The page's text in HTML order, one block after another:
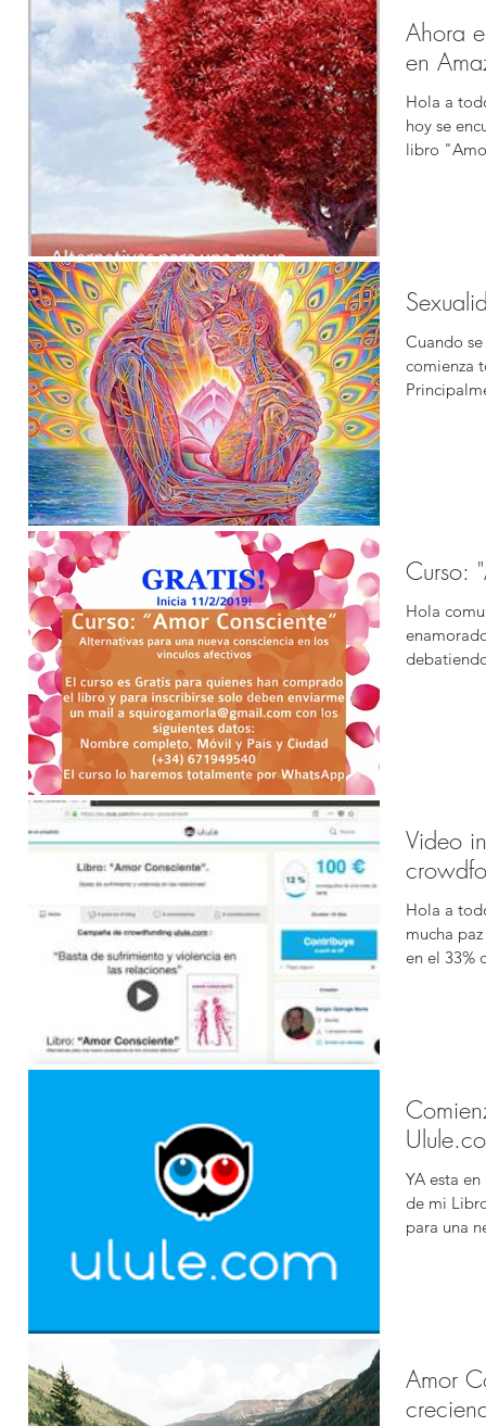
Ahora
en
Hola a
hoy se
libro
Cuando
comienza
Curso:
Hola
Video
Hola a
mucha
en el 33%
YA esta
de mi
para una
Amor